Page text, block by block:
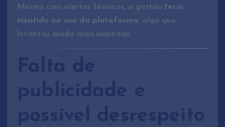
Mesmo com alertas técnicos, a gestão teria
insistido no uso da plataforma, algo que
levantou ainda mais suspeitas.
Falta de
publicidade e
possível desrespeito